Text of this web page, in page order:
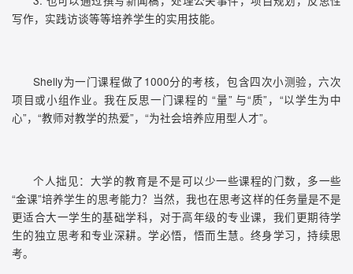
写作，实践访谈等等培养学生的实用技能。
Shelly为一门课程做了1000分的考核，包含四次小测验，六次
项目或小组作业。我在反思一门课程的 “量” 与“质”，“以学生为中
心”，“教师对教学的热爱”，“为社会培养应用型人才”。
个人拙见：大学的教育是不是可以少一些课程的门数，多一些
“金课”培养学生的思考能力？当然，我也在思考这样的任务量是不是
更适合大一学生的基础学科，对于高年级的专业课，我们更期待学
生的独立思考和专业深耕。学必悟，悟而生慧。终身学习，持续思
考。